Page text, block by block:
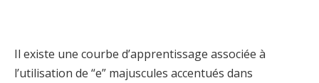
Il existe une courbe d’apprentissage associée à
l’utilisation de “e” majuscules accentués dans